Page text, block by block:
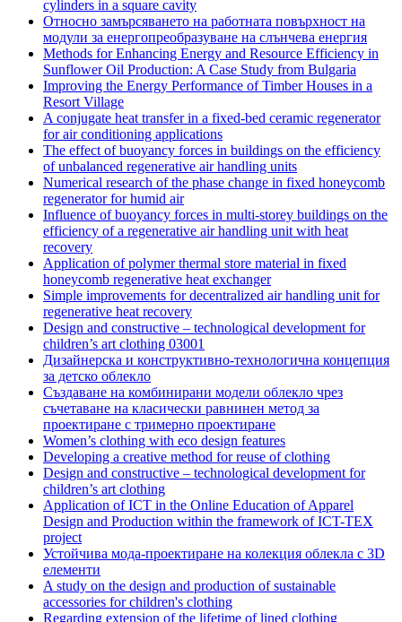
cylinders in a square cavity
Относно замърсяването на работната повърхност на
модули за енергопреобразуване на слънчева енергия
Methods for Enhancing Energy and Resource Efficiency in
Sunflower Oil Production: A Case Study from Bulgaria
Improving the Energy Performance of Timber Houses in a
Resort Village
A conjugate heat transfer in a fixed-bed ceramic regenerator
for air conditioning applications
The effect of buoyancy forces in buildings on the efficiency
of unbalanced regenerative air handling units
Numerical research of the phase change in fixed honeycomb
regenerator for humid air
Influence of buoyancy forces in multi-storey buildings on the
efficiency of a regenerative air handling unit with heat
recovery
Application of polymer thermal store material in fixed
honeycomb regenerative heat exchanger
Simple improvements for decentralized air handling unit for
regenerative heat recovery
Design and constructive – technological development for
children’s art clothing 03001
Дизайнерска и конструктивно-технологична концепция
за детско облекло
Създаване на комбинирани модели облекло чрез
съчетаване на класически равнинен метод за
проектиране с тримерно проектиране
Women’s clothing with eco design features
Developing a creative method for reuse of clothing
Design and constructive – technological development for
children’s art clothing
Application of ICT in the Online Education of Apparel
Design and Production within the framework of ICT-TEX
project
Устойчива мода-проектиране на колекция облекла с 3D
елементи
A study on the design and production of sustainable
accessories for children's clothing
Regarding extension of the lifetime of lined clothing